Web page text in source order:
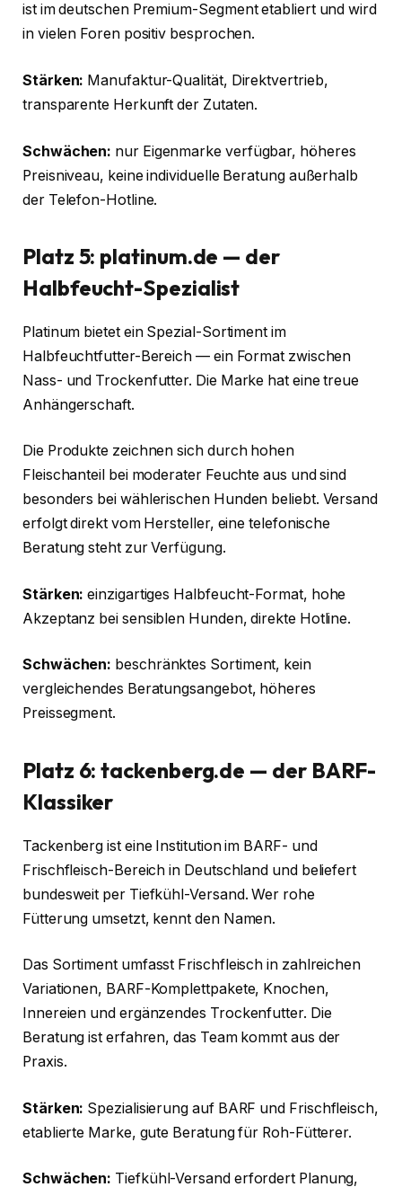
ist im deutschen Premium-Segment etabliert und wird
in vielen Foren positiv besprochen.
Stärken: Manufaktur-Qualität, Direktvertrieb,
transparente Herkunft der Zutaten.
Schwächen: nur Eigenmarke verfügbar, höheres
Preisniveau, keine individuelle Beratung außerhalb
der Telefon-Hotline.
Platz 5: platinum.de — der
Halbfeucht-Spezialist
Platinum bietet ein Spezial-Sortiment im
Halbfeuchtfutter-Bereich — ein Format zwischen
Nass- und Trockenfutter. Die Marke hat eine treue
Anhängerschaft.
Die Produkte zeichnen sich durch hohen
Fleischanteil bei moderater Feuchte aus und sind
besonders bei wählerischen Hunden beliebt. Versand
erfolgt direkt vom Hersteller, eine telefonische
Beratung steht zur Verfügung.
Stärken: einzigartiges Halbfeucht-Format, hohe
Akzeptanz bei sensiblen Hunden, direkte Hotline.
Schwächen: beschränktes Sortiment, kein
vergleichendes Beratungsangebot, höheres
Preissegment.
Platz 6: tackenberg.de — der BARF-
Klassiker
Tackenberg ist eine Institution im BARF- und
Frischfleisch-Bereich in Deutschland und beliefert
bundesweit per Tiefkühl-Versand. Wer rohe
Fütterung umsetzt, kennt den Namen.
Das Sortiment umfasst Frischfleisch in zahlreichen
Variationen, BARF-Komplettpakete, Knochen,
Innereien und ergänzendes Trockenfutter. Die
Beratung ist erfahren, das Team kommt aus der
Praxis.
Stärken: Spezialisierung auf BARF und Frischfleisch,
etablierte Marke, gute Beratung für Roh-Fütterer.
Schwächen: Tiefkühl-Versand erfordert Planung,